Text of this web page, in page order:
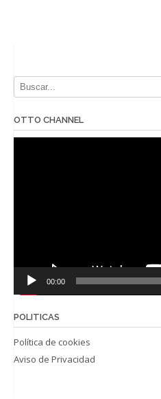
OTTO CHANNEL
00:00
POLITICAS
Política de cookies
Aviso de Privacidad